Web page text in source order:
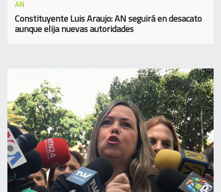
AN
Constituyente Luis Araujo: AN seguirá en desacato
aunque elija nuevas autoridades